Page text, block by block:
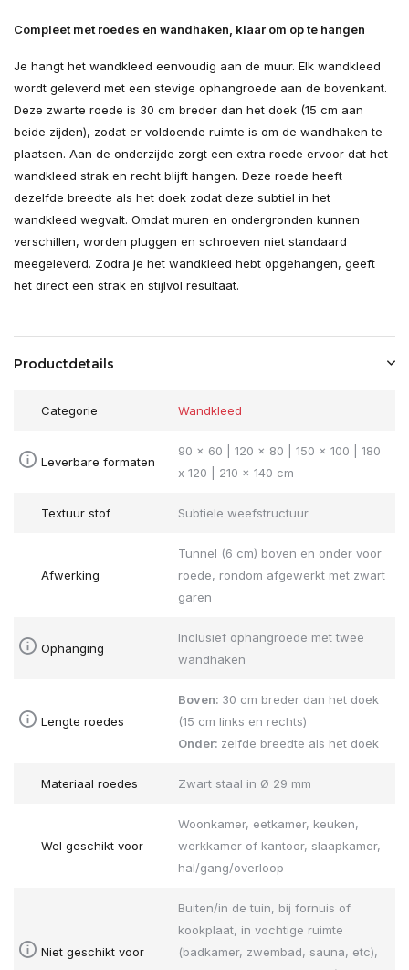
Compleet met roedes en wandhaken, klaar om op te hangen
Je hangt het wandkleed eenvoudig aan de muur. Elk wandkleed
wordt geleverd met een stevige ophangroede aan de bovenkant.
Deze zwarte roede is 30 cm breder dan het doek (15 cm aan
beide zijden), zodat er voldoende ruimte is om de wandhaken te
plaatsen. Aan de onderzijde zorgt een extra roede ervoor dat het
wandkleed strak en recht blijft hangen. Deze roede heeft
dezelfde breedte als het doek zodat deze subtiel in het
wandkleed wegvalt. Omdat muren en ondergronden kunnen
verschillen, worden pluggen en schroeven niet standaard
meegeleverd. Zodra je het wandkleed hebt opgehangen, geeft
het direct een strak en stijlvol resultaat.
Productdetails
Categorie Wandkleed
Leverbare formaten
90 x 60 | 120 x 80 | 150 x 100 | 180
x 120 | 210 x 140 cm
Textuur stof Subtiele weefstructuur
Afwerking
Tunnel (6 cm) boven en onder voor
roede, rondom afgewerkt met zwart
garen
Ophanging
Inclusief ophangroede met twee
wandhaken
Lengte roedes
Boven: 30 cm breder dan het doek
(15 cm links en rechts)
Onder: zelfde breedte als het doek
Materiaal roedes Zwart staal in Ø 29 mm
Wel geschikt voor
Woonkamer, eetkamer, keuken,
werkkamer of kantoor, slaapkamer,
hal/gang/overloop
Niet geschikt voor
Buiten/in de tuin, bij fornuis of
kookplaat, in vochtige ruimte
(badkamer, zwembad, sauna, etc),